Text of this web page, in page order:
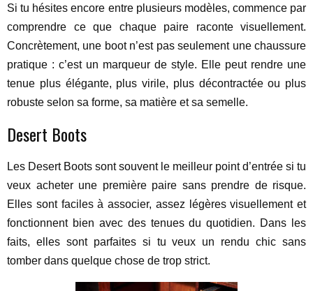
Si tu hésites encore entre plusieurs modèles, commence par
comprendre ce que chaque paire raconte visuellement.
Concrètement, une boot n’est pas seulement une chaussure
pratique : c’est un marqueur de style. Elle peut rendre une
tenue plus élégante, plus virile, plus décontractée ou plus
robuste selon sa forme, sa matière et sa semelle.
Desert Boots
Les Desert Boots sont souvent le meilleur point d’entrée si tu
veux acheter une première paire sans prendre de risque.
Elles sont faciles à associer, assez légères visuellement et
fonctionnent bien avec des tenues du quotidien. Dans les
faits, elles sont parfaites si tu veux un rendu chic sans
tomber dans quelque chose de trop strict.